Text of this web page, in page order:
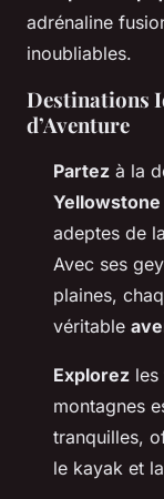
adrénaline
inoubliables.
Destinations
d’Aventure
Partez à la
Yellowstone
adeptes de
Avec ses
plaines,
véritable
Explorez les
montagnes
tranquilles,
le kayak et